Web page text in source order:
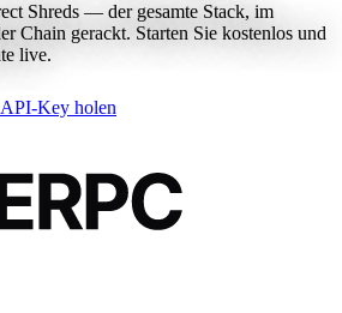
Shreds — der gesamte Stack, im
Chain gerackt. Starten Sie kostenlos und
live.
Key holen